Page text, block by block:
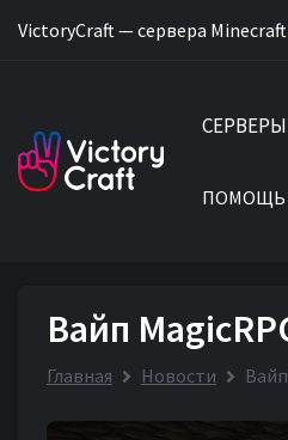
VictoryCraft — сервера
СЕРВЕРЫ
ПОМОЩЬ
Вайп
Главная Новости